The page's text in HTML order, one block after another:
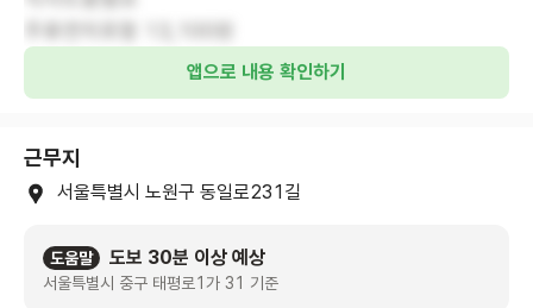
앱으로 내용 확인하기
근무지
서울특별시 노원구 동일로231길
도움말 도보 30분 이상 예상
서울특별시 중구 태평로1가 31 기준